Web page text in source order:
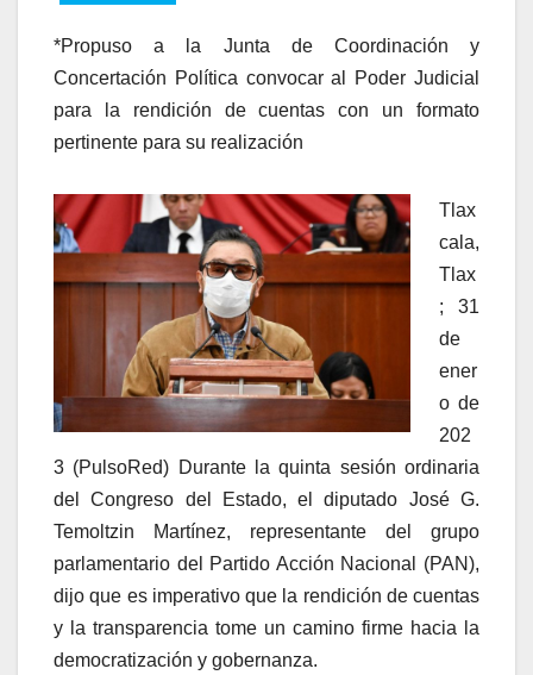
*Propuso a la Junta de Coordinación y
Concertación Política convocar al Poder Judicial
para la rendición de cuentas con un formato
pertinente para su realización
Tlax
cala,
Tlax
; 31
de
ener
o de
202
3 (PulsoRed) Durante la quinta sesión ordinaria
del Congreso del Estado, el diputado José G.
Temoltzin Martínez, representante del grupo
parlamentario del Partido Acción Nacional (PAN),
dijo que es imperativo que la rendición de cuentas
y la transparencia tome un camino firme hacia la
democratización y gobernanza.